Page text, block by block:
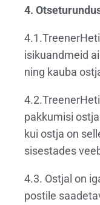
4.
isikuandmeid
ning kauba
pakkumisi
kui ostja on
sisestades
4.3. Ostjal on
postile